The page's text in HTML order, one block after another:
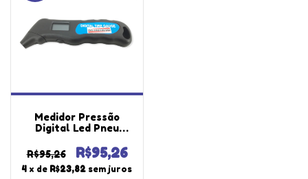
Medidor Pressão
Digital Led Pneu
Medição Psi Kpa Bar
Hold Mpp-100
Portátil Instrutherm
R$95,26 R$95,26
4 x de R$23,82 sem juros